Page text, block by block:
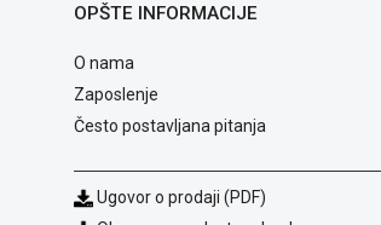
OPŠTE INFORMACIJE
O nama
Zaposlenje
Često postavljana pitanja
Ugovor o prodaji (PDF)